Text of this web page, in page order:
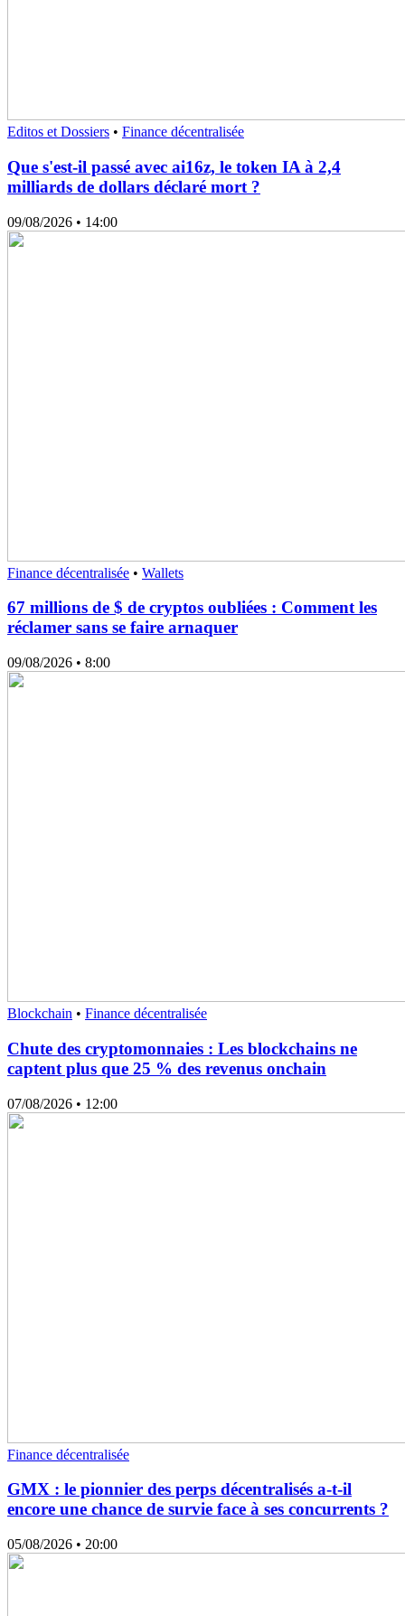
Editos et Dossiers • Finance décentralisée
Que s'est-il passé avec ai16z, le token IA à 2,4
milliards de dollars déclaré mort ?
09/08/2026 • 14:00
Finance décentralisée • Wallets
67 millions de $ de cryptos oubliées : Comment les
réclamer sans se faire arnaquer
09/08/2026 • 8:00
Blockchain • Finance décentralisée
Chute des cryptomonnaies : Les blockchains ne
captent plus que 25 % des revenus onchain
07/08/2026 • 12:00
Finance décentralisée
GMX : le pionnier des perps décentralisés a-t-il
encore une chance de survie face à ses concurrents ?
05/08/2026 • 20:00